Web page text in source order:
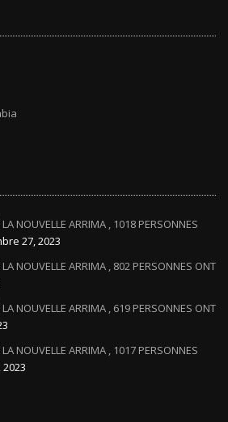
NOUVELLE ARRIMA , 1018 PERSONNES
27, 2023
NOUVELLE ARRIMA , 802 PERSONNES ONT
NOUVELLE ARRIMA , 619 PERSONNES ONT
NOUVELLE ARRIMA , 1017 PERSONNES